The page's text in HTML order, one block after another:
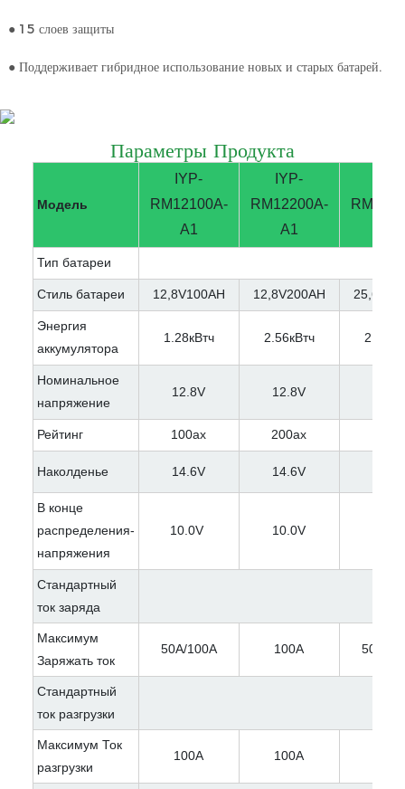
● 15 слоев защиты
● Поддерживает гибридное использование новых и старых батарей.
Параметры Продукта
Модель
IYP-
RM12100A-
A1
IYP-
RM12200A-
A1
Тип батареи
Стиль батареи 12,8V100AH 12,8V200AH
Энергия
аккумулятора
1.28кВтч 2.56кВтч
Номинальное
напряжение
12.8V 12.8V
Рейтинг 100ах 200ах
Наколденье 14.6V 14.6V
В конце
распределения-
напряжения
10.0V 10.0V
Стандартный
ток заряда
Максимум
Заряжать ток
50A/100A 100A 50A/
Стандартный
ток разгрузки
Максимум Ток
разгрузки
100A 100A